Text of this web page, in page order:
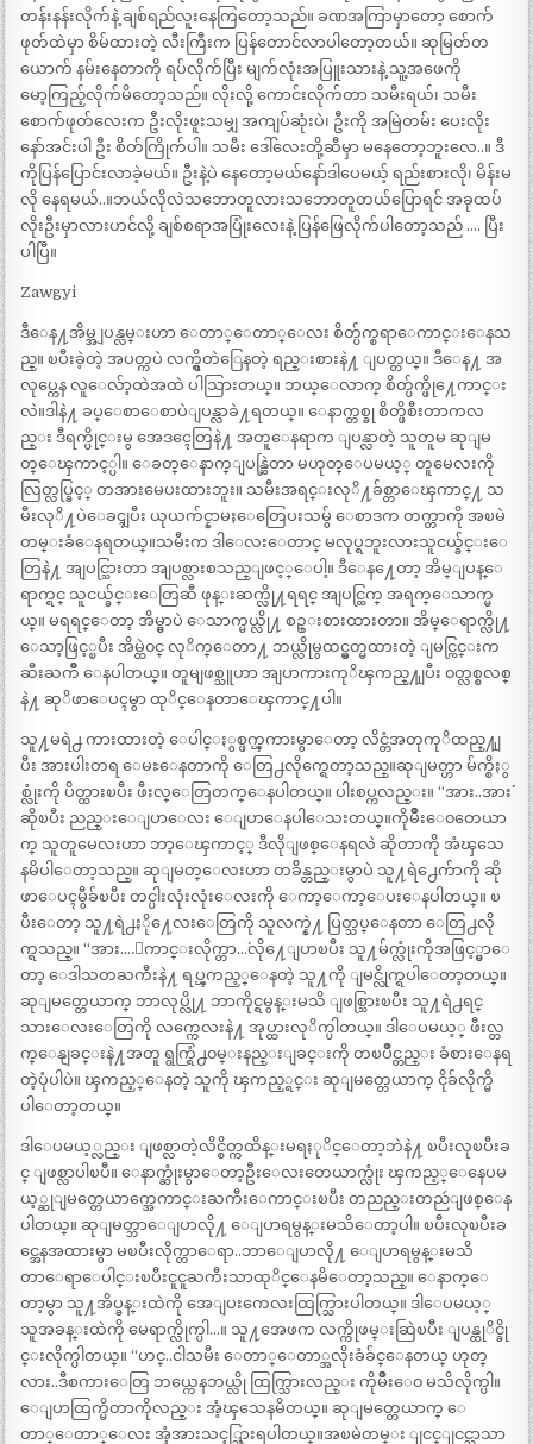
တန်းနန်းလိုက်နဲ့ ချစ်ရည်လူးနေကြတော့သည်။ ခဏအကြာမှာတော့ စောက်
ဖုတ်ထဲမှာ စိမ်ထားတဲ့ လီးကြီးက ပြန်တောင်လာပါတော့တယ်။ ဆုမြတ်တ
ယောက် နမ်းနေတာကို ရပ်လိုက်ပြီး မျက်လုံးအပြူးသားနဲ့ သူ့အဖေကို
မော့ကြည့်လိုက်မိတော့သည်။ လိုးလို့ ကောင်းလိုက်တာ သမီးရယ်၊ သမီး
စောက်ဖုတ်လေးက ဦးလိုးဖူးသမျှ အကျပ်ဆုံးပဲ၊ ဦးကို အမြဲတမ်း ပေးလိုး
နော်အင်းပါ ဦး စိတ်ကြိုက်ပါ။ သမီး ဒေါ်လေးတို့ဆီမှာ မနေတော့ဘူးလေ..။ ဒီ
ကိုပြန်ပြောင်းလာခဲ့မယ်။ ဦးနဲ့ပဲ နေတော့မယ်နော်ဒါပေမယ့် ရည်းစားလို၊ မိန်းမ
လို နေရမယ်..။ဘယ်လိုလဲသဘောတူလားသဘောတူတယ်ပြောရင် အခုထပ်
လိုးဦးမှာလားဟင်လို့ ချစ်စရာအပြုံးလေးနဲ့ ပြန်ဖြေလိုက်ပါတော့သည် …. ပြီး
ပါပြီ။
Zawgyi
ဒီေန႔အိမ္အျပန္လမ္းဟာ ေတာ္ေတာ္ေလး စိတ္ပ်က္စရာေကာင္းေနသ
ည္။ ၿပီးခဲ့တဲ့ အပတ္ကပဲ လက္ရွိတဲြေနတဲ့ ရည္းစားနဲ႔ ျပတ္တယ္။ ဒီေန႔ အ
လုပ္ကေန လူေလ်ာ့ထဲအထဲ ပါသြားတယ္။ ဘယ္ေလာက္ စိတ္ပ်က္ဖို႔ေကာင္း
လဲ။ဒါနဲ႔ ခပ္ေစာေစာပဲျပန္လာခဲ႔ရတယ္။ ေနာက္တစ္ခု စိတ္ဖိစီးတာကလ
ည္း ဒီရက္ပိုင္းမွ အေဒၚေတြနဲ႔ အတူေနရာက ျပန္လာတဲ့ သူတူမ ဆုျမ
တ္ေၾကာင့္ပါ။ ေခတ္ေနာက္ျပန္ဆြဲတာ မဟုတ္ေပမယ့္ တူမေလးကို
လြတ္လပ္ခြင့္ တအားမေပးထားဘူး။ သမီးအရင္းလုိ႔ခ်စ္တာေၾကာင္႔ သ
မီးလုိ႔ပဲေခၚျပီး ယုယက်င္နာမႈေတြေပးသမွ် ေစာဒက တက္တာကို အၿမဲ
တမ္းခံေနရတယ္။သမီးက ဒါေလးေတာင္ မလုပ္ရဘူးလားသူငယ္ခ်င္းေ
တြနဲ႔ အျပင္သြားတာ အျပစ္လားစသည္ျဖင့္ေပါ့။ ဒီေန႔ေတာ့ အိမ္ျပန္ေ
ရာက္ရင္ သူငယ္ခ်င္းေတြဆီ ဖုန္းဆက္လို႔ရရင္ အျပင္ထြက္ အရက္ေသာက္မ
ယ္။ မရရင္ေတာ့ အိမ္မွာပဲ ေသာက္မယ္လို႔ စဥ္းစားထားတာ။ အိမ္ေရာက္လို႔
ေသာ့ဖြင့္ၿပီး အိမ္ထဲ၀င္ လုိက္ေတာ႔ ဘယ္လိုမွထင္မွတ္မထားတဲ့ ျမင္ကြင္းက
ဆီးႀကိဳ ေနပါတယ္။ တူမျဖစ္သူဟာ အျပာကားကုိၾကည္႔ျပီး ၀တ္လစ္စလစ္
နဲ႔ ဆုိဖာေပၚမွာ ထုိင္ေနတာေၾကာင္႔ပါ။
သူ႔မရဲ႕ ကားထားတဲ့ ေပါင္ႏွစ္ဖက္ၾကားမွာေတာ့ လိင္တံအတုကုိထည္႔ျ
ပီး အားပါးတရ ေမႊေနတာကို ေတြ႕လိုက္ရေတာ့သည္။ဆုျမတ္ဟာ မ်က္စိႏွ
စ္လုံးကို ပိတ္ထားၿပီး ဖီးလ္ေတြတက္ေနပါတယ္။ ပါးစပ္ကလည္း။ “အား..အား´´
ဆိုၿပီး ညည္းေျပာေလး ေျပာေနပါေသးတယ္။ကိုမ်ိဳးေ၀တေယာ
က္ သူတူမေလးဟာ ဘာ့ေၾကာင့္ ဒီလိုျဖစ္ေနရလဲ ဆိုတာကို အံၾသေ
နမိပါေတာ့သည္။ ဆုျမတ္ေလးဟာ တခ်ိန္တည္းမွာပဲ သူ႔ရဲ႕ေက်ာကို ဆို
ဖာေပၚမွီခ်ၿပီး တင္ပါးလုံးလုံးေလးကို ေကာ့ေကာ့ေပးေနပါတယ္။ ၿ
ပီးေတာ့ သူ႔ရဲ႕ႏို႔ေလးေတြကို သူလက္နဲ႔ ပြတ္သပ္ေနတာ ေတြ႕လို
က္ရသည္။ “အား….ေကာင္းလိုက္တာ…´လို႔ေျပာၿပီး သူ႔မ်က္လုံးကိုအဖြင့္မွာေ
တာ့ ေဒါသတႀကီးနဲ႔ ရပ္ၾကည့္ေနတဲ့ သူ႔ကို ျမင္လိုက္ရပါေတာ့တယ္။
ဆုျမတ္တေယာက္ ဘာလုပ္လို႔ ဘာကိုင္ရမွန္းမသိ ျဖစ္သြားၿပီး သူ႔ရဲ႕ရင္
သားေလးေတြကို လက္ကေလးနဲ႔ အုပ္ထားလုိက္ပါတယ္။ ဒါေပမယ့္ ဖီးလ္တ
က္ေနျခင္းနဲ႔အတူ ရွက္ရြံ႕၀မ္းနည္းျခင္းကို တၿပိဳင္တည္း ခံစားေနရ
တဲ့ပုံပါပဲ။ ၾကည့္ေနတဲ့ သူကို ၾကည့္ရင္း ဆုျမတ္တေယာက္ ငိုခ်လိုက္မိ
ပါေတာ့တယ္။
ဒါေပမယ့္လည္း ျဖစ္လာတဲ့လိင္စိတ္ကထိန္းမရႏုိင္ေတာ့ဘဲနဲ႔ ၿပီးလုၿပီးခ
င္ ျဖစ္လာပါၿပီ။ ေနာက္ဆုံးမွာေတာ့ဦးေလးတေယာက္လုံး ၾကည့္ေနေပမ
ယ့္ဆုျမတ္တေယာက္အေကာင္းႀကီးေကာင္းၿပီး တညည္းတညဴျဖစ္ေန
ပါတယ္။ ဆုျမတ္ဘာေျပာလို႔ ေျပာရမွန္းမသိေတာ့ပါ။ ၿပီးလုၿပီးခ
င္အေနအထားမွာ မၿပီးလိုက္တာေရာ..ဘာေျပာလို႔ ေျပာရမွန္းမသိ
တာေရာေပါင္းၿပီးငူငူႀကီးသာထုိင္ေနမိေတာ့သည္။ ေနာက္ေ
တာ့မွာ သူ႔အိပ္ခန္းထဲကို အေျပးကေလးထြက္သြားပါတယ္။ ဒါေပမယ့္
သူအခန္းထဲကို မေရာက္လိုက္ပါ…။ သူ႔အေဖက လက္ကိုဖမ္းဆြဲၿပီး ျပန္ထုိင္ခို
င္းလိုက္ပါတယ္။ “ဟင္..ငါသမီး ေတာ္ေတာ္အလိုးခံခ်င္ေနတယ္ ဟုတ္
လား..ဒီစကားေတြ ဘယ္ကေနဘယ္လို ထြက္သြားလည္း ကိုမ်ိဳးေ၀ မသိလိုက္ပါ။
ေျပာထြက္မိတာကိုလည္း အံ့ၾသေနမိတယ္။ ဆုျမတ္တေယာက္ ေ
တာ္ေတာ္ေလး အံ့အားသင့္သြားရပါတယ္။အၿမဲတမ္း ျငင္ျငင္သာသာ